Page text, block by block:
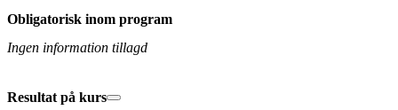
Obligatorisk inom program
Ingen information tillagd
Resultat på kurs